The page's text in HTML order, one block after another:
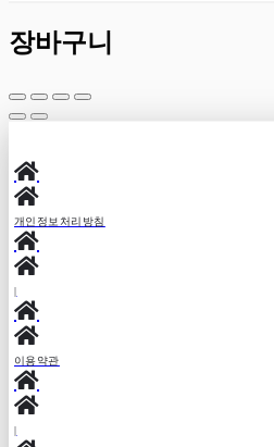
장바구니
개인정보처리방침
|
이용약관
|